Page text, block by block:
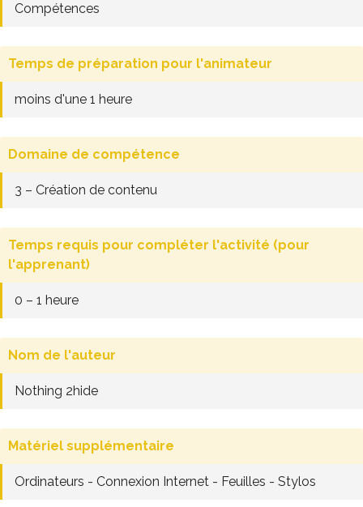
Compétences
Temps de préparation pour l'animateur
moins d'une 1 heure
Domaine de compétence
3 – Création de contenu
Temps requis pour compléter l'activité (pour
l'apprenant)
0 – 1 heure
Nom de l'auteur
Nothing 2hide
Matériel supplémentaire
Ordinateurs - Connexion Internet - Feuilles - Stylos